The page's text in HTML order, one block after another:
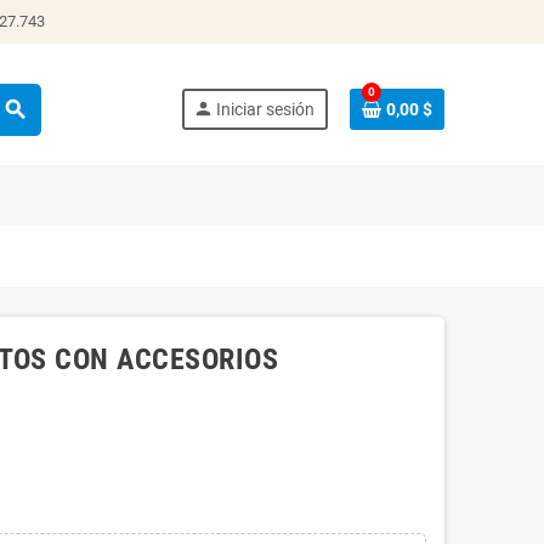
search person Iniciar sesión
0
0,00 $
CON ACCESORIOS